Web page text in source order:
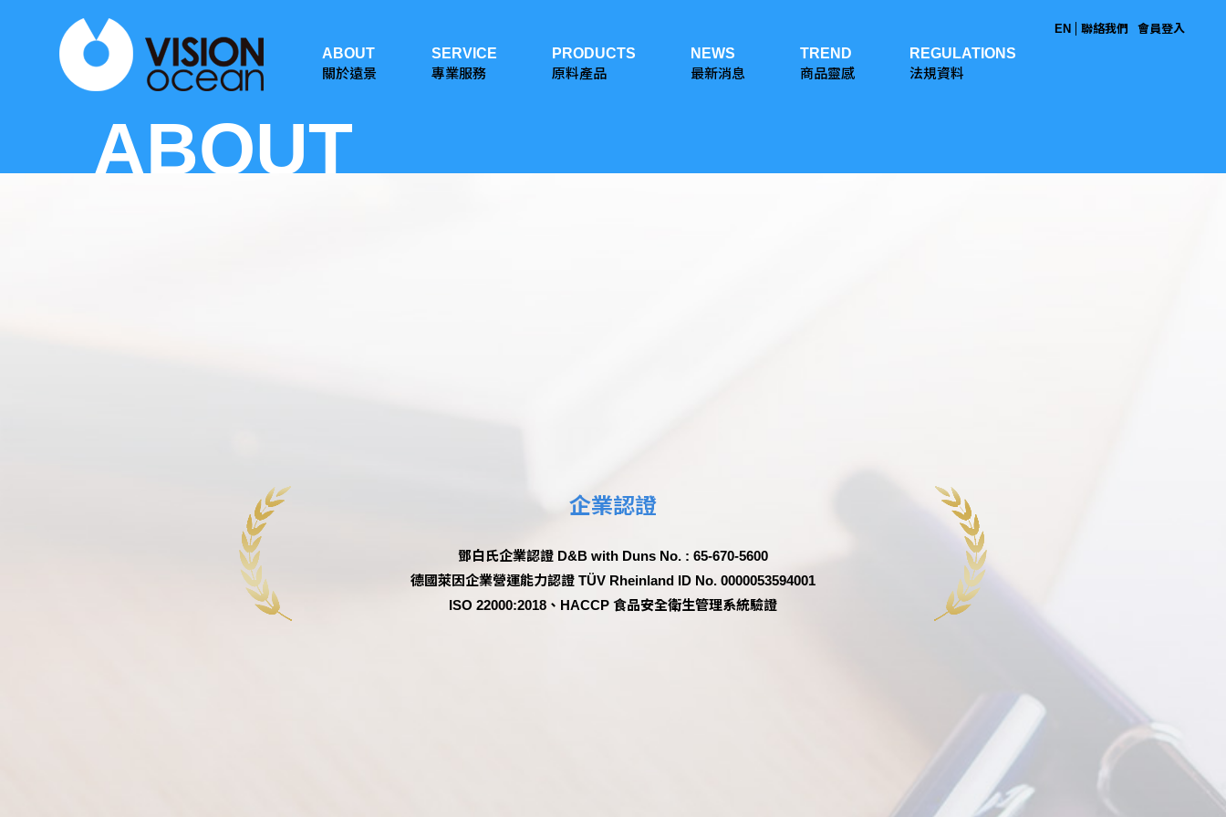
ABOUT
關於遠景
SERVICE
專業服務
PRODUCTS
原料產品
NEWS
最新消息
TREND
商品靈感
REGULATIONS
法規資料
EN 聯絡我們 會員登入
ABOUT
企業認證
鄧白氏企業認證 D&B with Duns No. : 65-670-5600
德國萊因企業營運能力認證 TÜV Rheinland ID No. 0000053594001
ISO 22000:2018、HACCP 食品安全衛生管理系統驗證